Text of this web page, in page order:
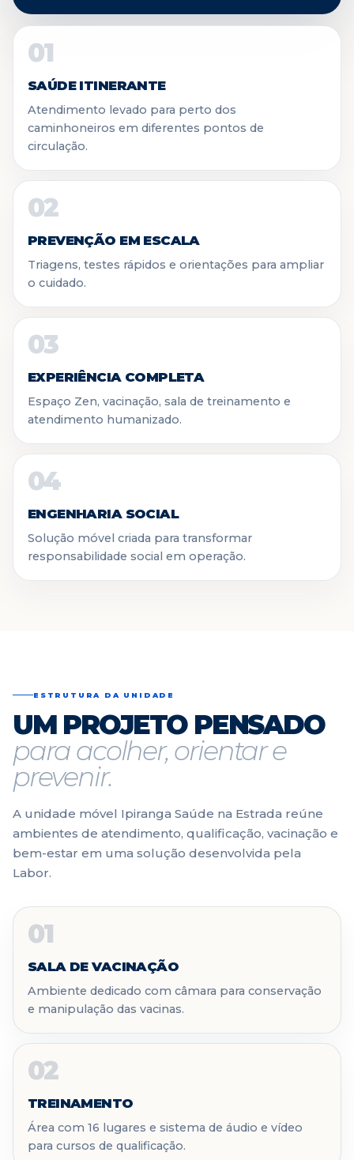
01
SAÚDE ITINERANTE
Atendimento levado para perto dos
caminhoneiros em diferentes pontos de
circulação.
02
PREVENÇÃO EM ESCALA
Triagens, testes rápidos e orientações para ampliar
o cuidado.
03
EXPERIÊNCIA COMPLETA
Espaço Zen, vacinação, sala de treinamento e
atendimento humanizado.
04
ENGENHARIA SOCIAL
Solução móvel criada para transformar
responsabilidade social em operação.
ESTRUTURA DA UNIDADE
UM PROJETO PENSADO
para acolher, orientar e
prevenir.
A unidade móvel Ipiranga Saúde na Estrada reúne
ambientes de atendimento, qualificação, vacinação e
bem-estar em uma solução desenvolvida pela
Labor.
01
SALA DE VACINAÇÃO
Ambiente dedicado com câmara para conservação
e manipulação das vacinas.
02
TREINAMENTO
Área com 16 lugares e sistema de áudio e vídeo
para cursos de qualificação.